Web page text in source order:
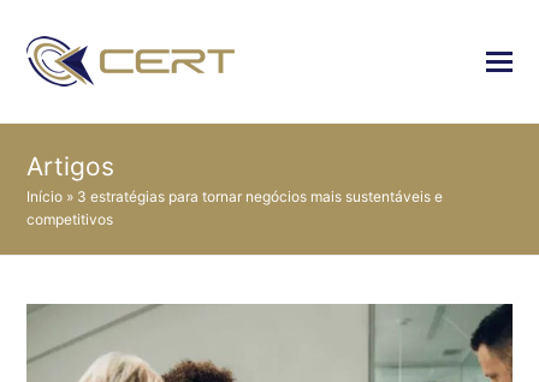
Artigos
Início » 3 estratégias para tornar negócios mais sustentáveis e
competitivos